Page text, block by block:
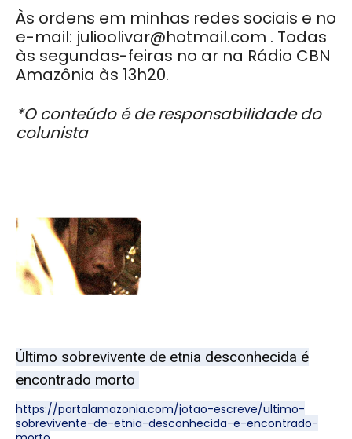
Às ordens em minhas redes sociais e no
e-mail: julioolivar@hotmail.com . Todas
às segundas-feiras no ar na Rádio CBN
Amazônia às 13h20.
*O conteúdo é de responsabilidade do
colunista
Último sobrevivente de etnia desconhecida é
encontrado morto
https://portalamazonia.com/jotao-escreve/ultimo-
sobrevivente-de-etnia-desconhecida-e-encontrado-